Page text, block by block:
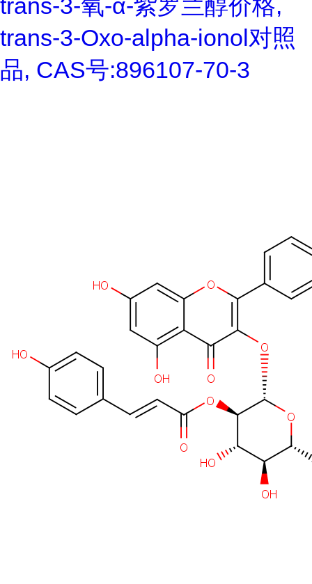
trans-3-氧-α-紫罗兰醇价格,
trans-3-Oxo-alpha-ionol对照
品, CAS号:896107-70-3